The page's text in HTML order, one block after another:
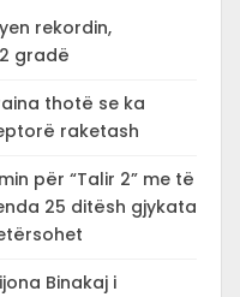
rekordin,
gradë
thotë se ka
raketash
për “Talir 2” me të
25 ditësh gjykata
Binakaj i